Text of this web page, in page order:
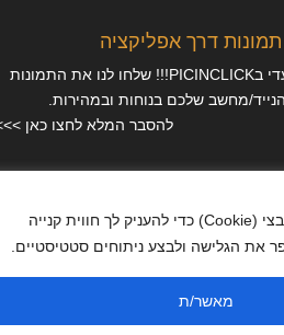
אתר זה משתמש בקובצי (Cookie) כדי להעניק לך חווית קנייה
את הגלישה ולבצע ניתוחים סטטיסטיים.
מאשר/ת
דרך אפליקציה
חדש ובלעדי בPICINCLICK!!! שלחו לנו את התמונות
מחשב שלכם בנוחות ובמהירות.
להסבר המלא לחצו כאן
מאמרים
מדיניות